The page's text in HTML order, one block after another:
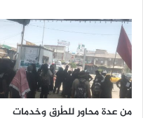
ت
و
ى
غ
ي
ر
ل
و
ل
ت
ح
ض
ي
من عدة محاور للطُرق وخدمات